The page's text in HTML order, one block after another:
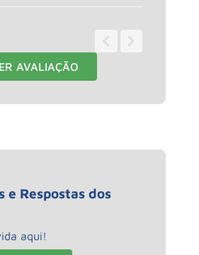
AVALIAÇÃO
e Respostas dos
aqui!